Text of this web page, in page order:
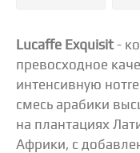
Lucaffe Exquisit-
превосходное
интенсивную
смесь арабики
на плантациях
Африки, с